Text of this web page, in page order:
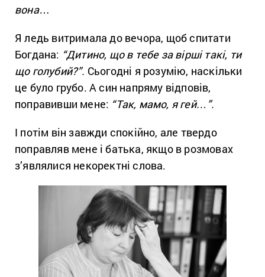
вона…
Я ледь витримала до вечора, щоб спитати
Богдана: “Дитино, що в тебе за вірші такі, ти
що голубий?”. Сьогодні я розумію, наскільки
це було грубо. А син напряму відповів,
поправивши мене: “Так, мамо, я гей…”.
І потім він завжди спокійно, але твердо
поправляв мене і батька, якщо в розмовах
з’являлися некоректні слова.